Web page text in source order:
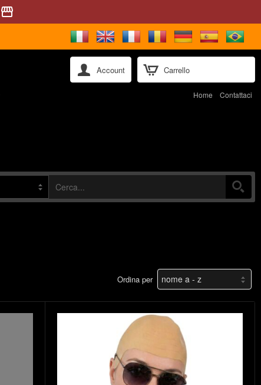
storefront
Carrello
Account
Home Contattaci
Ordina per